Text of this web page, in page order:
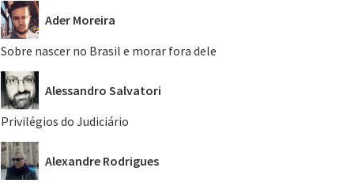
Ader Moreira
Sobre nascer no Brasil e morar fora dele
Alessandro Salvatori
Privilégios do Judiciário
Alexandre Rodrigues